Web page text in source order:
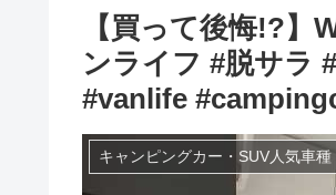
【買って後悔!?
ンライフ #脱サラ
#vanlife
キャンピングカー・SUV人気車種